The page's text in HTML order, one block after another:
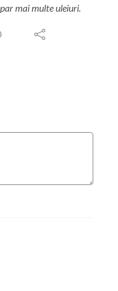
mai multe uleiuri.